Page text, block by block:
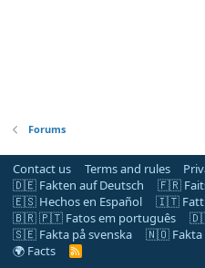
Forums
Contact us Terms and rules
🇩🇪 Fakten auf Deutsch
🇫🇷
🇪🇸 Hechos en Español
🇮🇹 Fatti
🇧🇷 🇵🇹 Fatos em português
🇸🇪 Fakta på svenska
🇳🇴 Fakta
🌍 Facts
R